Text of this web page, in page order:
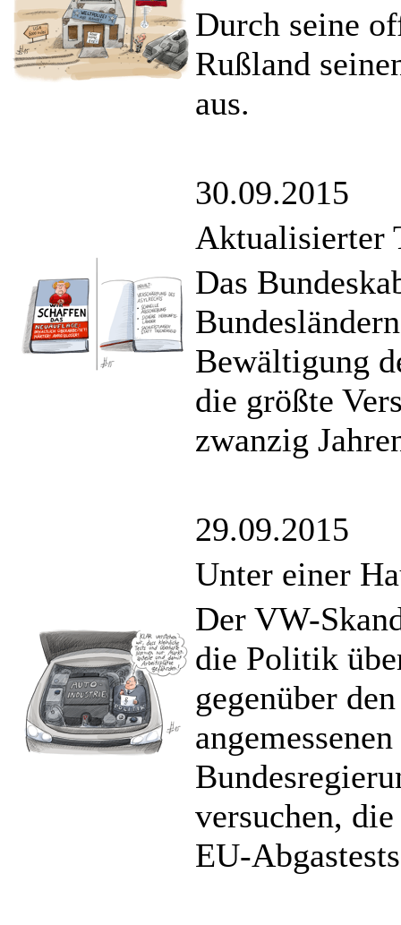
Durch seine
Rußland
aus.
30.09.2015
Aktualisierter
Das
Bewältigung
die größte
zwanzig
29.09.2015
Unter einer
Der VW-
die Politik
gegenüber
versuchen,
EU-